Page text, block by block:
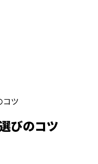
コツ
びのコツ